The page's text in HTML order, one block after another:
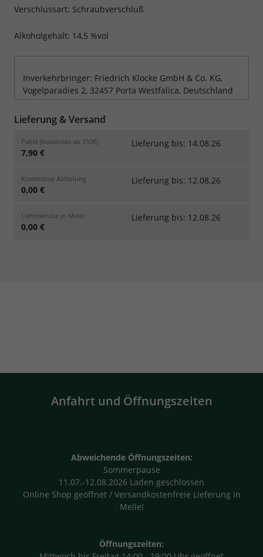
Verschlussart: Schraubverschluß
Alkoholgehalt: 14,5 %vol
Inverkehrbringer: Friedrich Klocke GmbH & Co. KG,
Vogelparadies 2, 32457 Porta Westfalica, Deutschland
Lieferung & Versand
Paket (kostenlos ab 150€)
7,90 €
Lieferung bis: 14.08.26
Kostenlose Abholung
0,00 €
Lieferung bis: 12.08.26
Lieferservice in Melle
0,00 €
Lieferung bis: 12.08.26
Anfahrt und Öffnungszeiten
Abweichende Öffnungszeiten:
Sommerpause
11.07.-12.08.2026 Laden geschlossen
Online Shop geöffnet / Versandkostenfreie Lieferung in
Melle!
Öffnungszeiten: